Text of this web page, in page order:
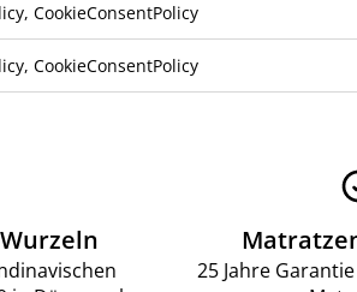
CookieConsentPolicy
CookieConsentPolicy
25 Jahre